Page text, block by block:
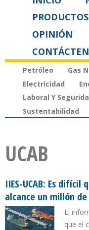
PRODUCTOS
OPINIÓN
Petróleo Gas
Electricidad
Laboral Y
Sustentabilidad
UCAB
IIES-UCAB: Es
alcance un millón
El
que el